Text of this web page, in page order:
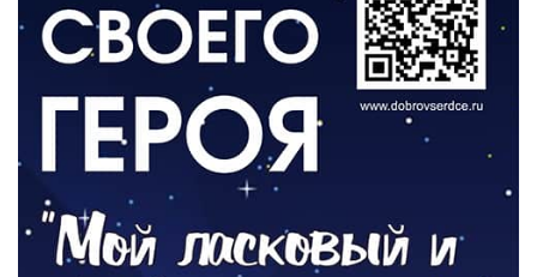
06.08.2026
Новый настил на экотропе
05.08.2026